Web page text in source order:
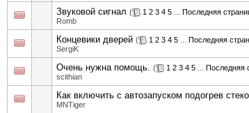
Звуковой сигнал ( 1 2 3 4 5 Последняя
Romb
Концевики дверей ( 1 2 3 4 5 Последняя
SergiK
Очень нужна помощь. ( 1 2 3 4 5 Последняя
scithian
Как включить с автозапуском подогрев
MNTiger